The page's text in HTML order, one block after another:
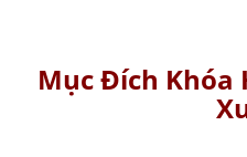
Mục Đích Khóa